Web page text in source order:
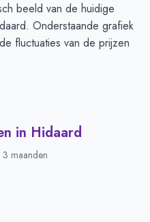
beeld van de huidige
Onderstaande grafiek
fluctuaties van de prijzen
in Hidaard
maanden